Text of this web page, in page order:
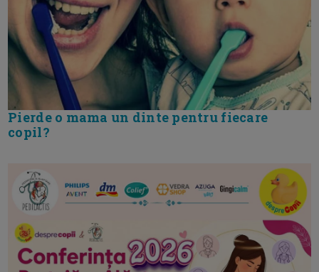
Pierde o mama un dinte pentru fiecare
copil?